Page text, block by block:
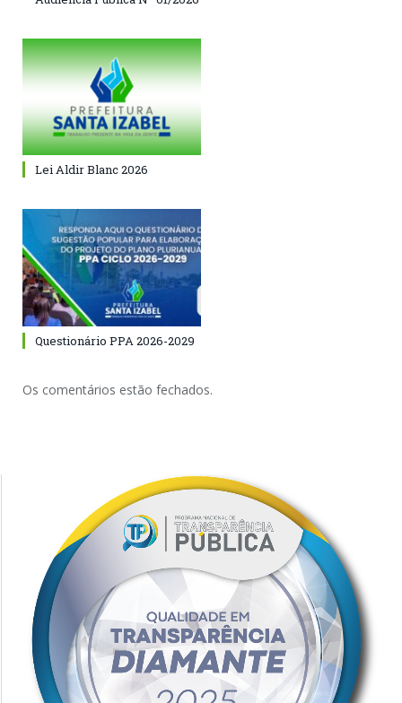
Lei Aldir Blanc 2026
Questionário PPA 2026-2029
Os comentários estão fechados.